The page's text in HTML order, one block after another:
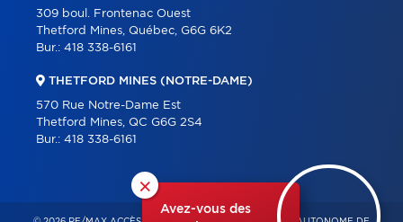
×
Avez-vous des
309 boul. Frontenac Ouest
Thetford Mines, Québec, G6G 6K2
Bur.: 418 338-6161
THETFORD MINES (NOTRE-DAME)
570 Rue Notre-Dame Est
Thetford Mines, QC G6G 2S4
Bur.: 418 338-6161